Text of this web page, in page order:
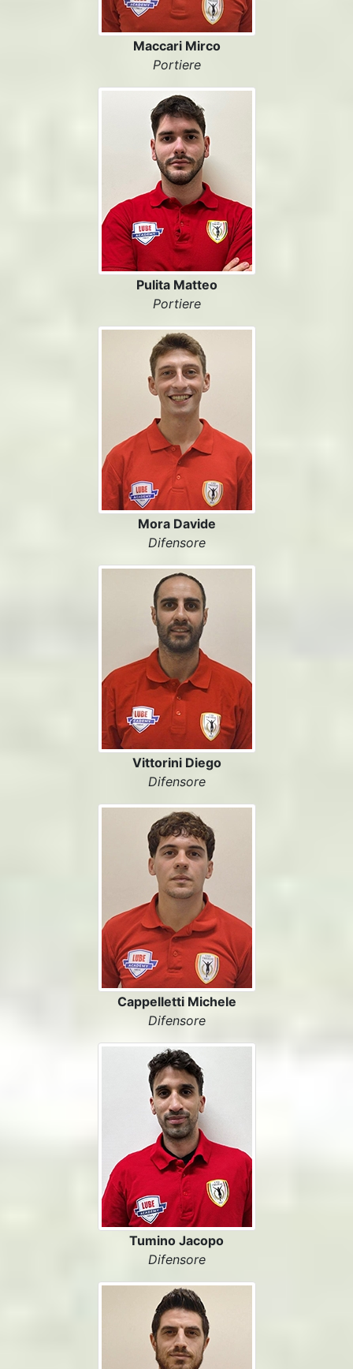
Maccari Mirco
Portiere
Pulita Matteo
Portiere
Mora Davide
Difensore
Vittorini Diego
Difensore
Cappelletti Michele
Difensore
Tumino Jacopo
Difensore